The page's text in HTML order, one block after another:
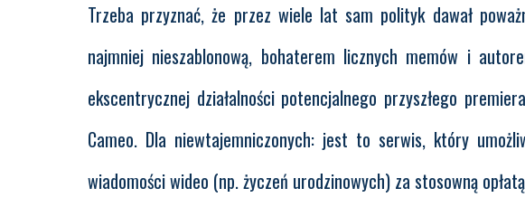
Trzeba przyznać, że przez wiele lat sam polityk dawał
najmniej nieszablonową, bohaterem licznych memów i
ekscentrycznej działalności potencjalnego przyszłego
Cameo. Dla niewtajemniczonych: jest to serwis, który
wiadomości wideo (np. życzeń urodzinowych) za stosowną